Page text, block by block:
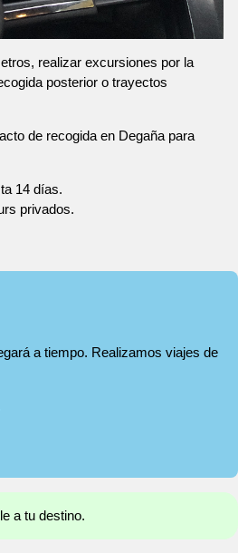
realizar excursiones por la
posterior o trayectos
de recogida en Degaña para
14 días.
privados.
a tiempo. Realizamos viajes de
a tu destino.